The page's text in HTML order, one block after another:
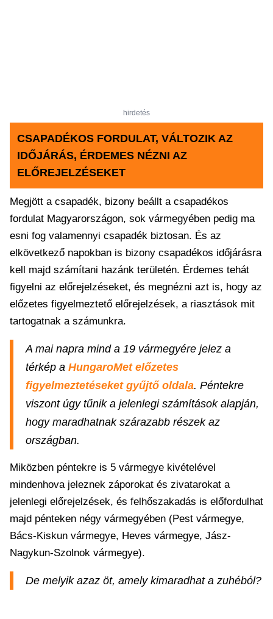
hirdetés
CSAPADÉKOS FORDULAT, VÁLTOZIK AZ
IDŐJÁRÁS, ÉRDEMES NÉZNI AZ
ELŐREJELZÉSEKET
Megjött a csapadék, bizony beállt a csapadékos
fordulat Magyarországon, sok vármegyében pedig ma
esni fog valamennyi csapadék biztosan. És az
elkövetkező napokban is bizony csapadékos időjárásra
kell majd számítani hazánk területén. Érdemes tehát
figyelni az előrejelzéseket, és megnézni azt is, hogy az
előzetes figyelmeztető előrejelzések, a riasztások mit
tartogatnak a számunkra.
A mai napra mind a 19 vármegyére jelez a
térkép a HungaroMet előzetes
figyelmeztetéseket gyűjtő oldala. Péntekre
viszont úgy tűnik a jelenlegi számítások alapján,
hogy maradhatnak szárazabb részek az
országban.
Miközben péntekre is 5 vármegye kivételével
mindenhova jeleznek záporokat és zivatarokat a
jelenlegi előrejelzések, és felhőszakadás is előfordulhat
majd pénteken négy vármegyében (Pest vármegye,
Bács-Kiskun vármegye, Heves vármegye, Jász-
Nagykun-Szolnok vármegye).
De melyik azaz öt, amely kimaradhat a zuhéból?